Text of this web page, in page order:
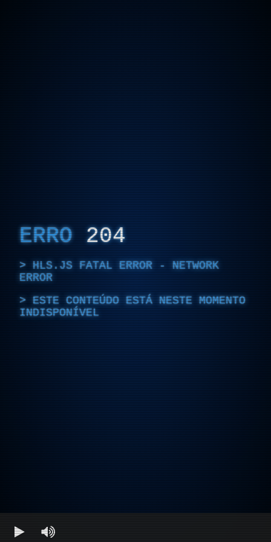
ERRO 204
HLS.JS FATAL ERROR - NETWORK
ERROR
ESTE CONTEÚDO ESTÁ NESTE MOMENTO
INDISPONÍVEL